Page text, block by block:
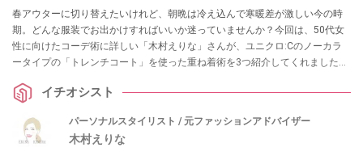
春アウターに切り替えたいけれど、朝晩は冷え込んで寒暖差が激しい今の時
期。どんな服装でお出かけすればいいか迷っていませんか？今回は、50代女
性に向けたコーデ術に詳しい「木村えりな」さんが、ユニクロ:Cのノーカラ
ータイプの「トレンチコート」を使った重ね着術を3つ紹介してくれました。
ックは必見です！ 春の服装にお悩みの方はぜひ参考にしてみてください。
イチオシスト
パーソナルスタイリスト / 元ファッションアドバイザー
木村えりな